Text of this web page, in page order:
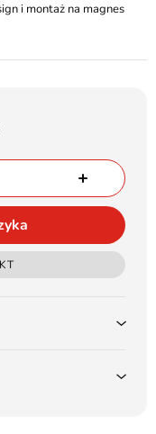
i montaż na magnes